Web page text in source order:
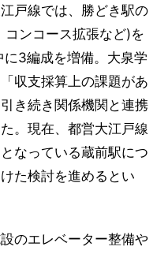
戸線では、勝どき駅の
ンコース拡張など)を
3編成を増備。大泉学
収支採算上の課題があ
き続き関係機関と連携
。現在、都営大江戸線
なっている蔵前駅につ
た検討を進めるとい
のエレベーター整備や